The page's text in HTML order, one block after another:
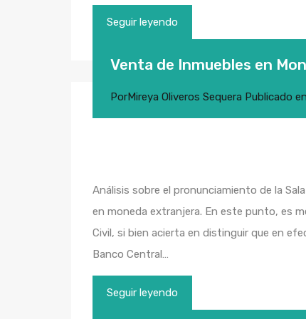
Seguir leyendo
Venta de Inmuebles en
PorMireya Oliveros Sequera Publicado en
Análisis sobre el pronunciamiento de la
en moneda extranjera. En este punto, es
Civil, si bien acierta en distinguir que en
Banco Central…
Seguir leyendo